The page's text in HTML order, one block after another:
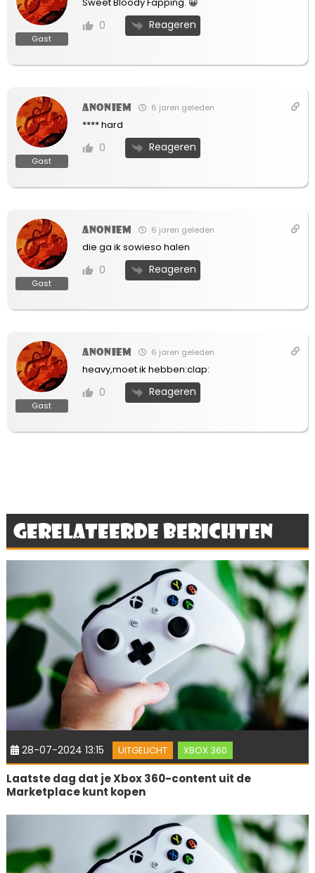
Gast
Sweet Bloody Fapping. 😀
0 Reageren
Gast
Anoniem 6 jaren geleden
**** hard
0 Reageren
Gast
Anoniem 6 jaren geleden
die ga ik sowieso halen
0 Reageren
Gast
Anoniem 6 jaren geleden
heavy,moet ik hebben:clap:
0 Reageren
Gerelateerde berichten
28-07-2024 13:15 UITGELICHT XBOX 360
Laatste dag dat je Xbox 360-content uit de
Marketplace kunt kopen